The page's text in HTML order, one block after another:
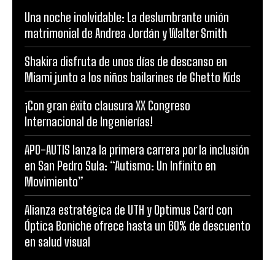
Una noche inolvidable: La deslumbrante unión
matrimonial de Andrea Jordán y Walter Smith
Shakira disfruta de unos días de descanso en
Miami junto a los niños bailarines de Ghetto Kids
¡Con gran éxito clausura XX Congreso
Internacional de Ingenierías!
APO-AUTIS lanza la primera carrera por la inclusión
en San Pedro Sula: “Autismo: Un Infinito en
Movimiento”
Alianza estratégica de UTH y Optimus Card con
Óptica Boniche ofrece hasta un 60% de descuento
en salud visual